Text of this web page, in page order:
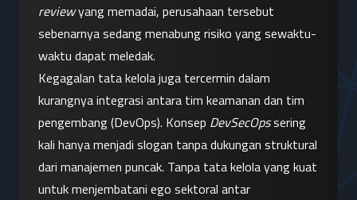
review yang memadai, perusahaan tersebut
sebenarnya sedang menabung risiko yang sewaktu-
waktu dapat meledak.
Kegagalan tata kelola juga tercermin dalam
kurangnya integrasi antara tim keamanan dan tim
pengembang (DevOps). Konsep DevSecOps sering
kali hanya menjadi slogan tanpa dukungan struktural
dari manajemen puncak. Tanpa tata kelola yang kuat
untuk menjembatani ego sektoral antar